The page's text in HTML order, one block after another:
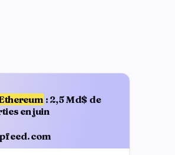
: 2,5 Md$ de
en juin